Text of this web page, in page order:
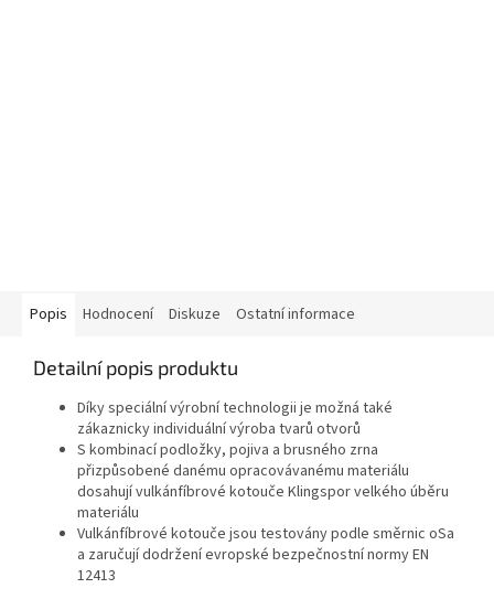
Popis Hodnocení Diskuze Ostatní informace
Detailní popis produktu
Díky speciální výrobní technologii je možná také
zákaznicky individuální výroba tvarů otvorů
S kombinací podložky, pojiva a brusného zrna
přizpůsobené danému opracovávanému materiálu
dosahují vulkánfíbrové kotouče Klingspor velkého úběru
materiálu
Vulkánfíbrové kotouče jsou testovány podle směrnic oSa
a zaručují dodržení evropské bezpečnostní normy EN
12413